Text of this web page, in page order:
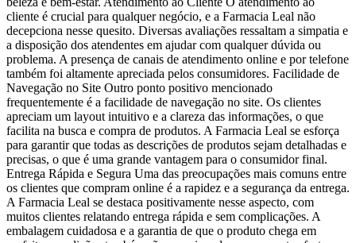
cliente é crucial para qualquer negócio, e a Farmacia Leal não
decepciona nesse quesito. Diversas avaliações ressaltam a simpatia e
a disposição dos atendentes em ajudar com qualquer dúvida ou
problema. A presença de canais de atendimento online e por telefone
também foi altamente apreciada pelos consumidores. Facilidade de
Navegação no Site Outro ponto positivo mencionado
frequentemente é a facilidade de navegação no site. Os clientes
apreciam um layout intuitivo e a clareza das informações, o que
facilita na busca e compra de produtos. A Farmacia Leal se esforça
para garantir que todas as descrições de produtos sejam detalhadas e
precisas, o que é uma grande vantagem para o consumidor final.
Entrega Rápida e Segura Uma das preocupações mais comuns entre
os clientes que compram online é a rapidez e a segurança da entrega.
A Farmacia Leal se destaca positivamente nesse aspecto, com
muitos clientes relatando entrega rápida e sem complicações. A
embalagem cuidadosa e a garantia de que o produto chega em